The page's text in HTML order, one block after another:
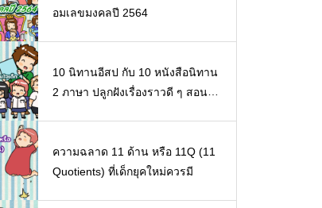
อมเลขมงคลปี 2564
10 นิทานอีสป กับ 10 หนังสือนิทาน
2 ภาษา ปลูกฝังเรื่องราวดี ๆ สอนใจ
ความฉลาด 11 ด้าน หรือ 11Q (11
Quotients) ที่เด็กยุคใหม่ควรมี